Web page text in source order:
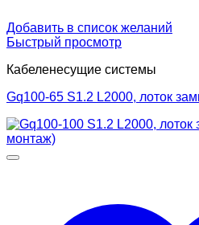
Добавить в список желаний
Быстрый просмотр
Кабеленесущие системы
Gq100-65 S1.2 L2000, лоток